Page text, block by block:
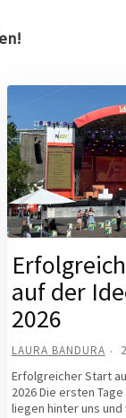
auf der
2026
LAURA BANDURA
Erfolgreicher Start
2026 Die ersten
liegen hinter uns